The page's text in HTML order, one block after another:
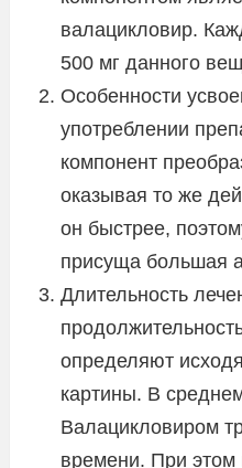
валацикловир.
500 мг данного
Особенности
употреблении
компонент
оказывая то же
он быстрее,
присуща большая
Длительность
определяют
картины. В
Валацикловиром
времени. При этом